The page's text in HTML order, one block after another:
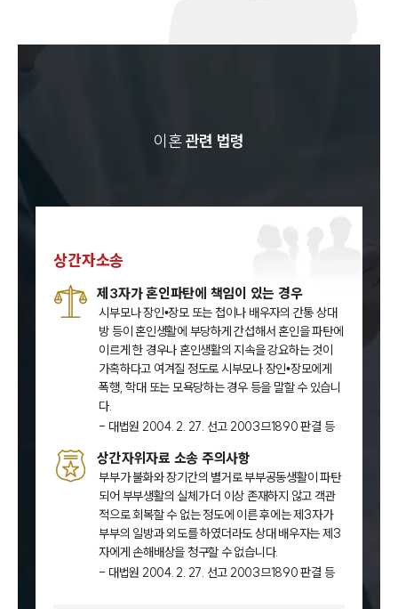
이혼관련 법령
상간자소송
제3자가 혼인파탄에 책임이 있는 경우
시부모나 장인•장모 또는 첩이나 배우자의 간통 상대
방 등이 혼인생활에 부당하게 간섭해서 혼인을 파탄에
이르게 한 경우나 혼인생활의 지속을 강요하는 것이
가혹하다고 여겨질 정도로 시부모나 장인•장모에게
폭행, 학대 또는 모욕당하는 경우 등을 말할 수 있습니
다.
- 대법원 2004. 2. 27. 선고 2003므1890 판결 등
상간자위자료 소송 주의사항
부부가 불화와 장기간의 별거로 부부공동생활이 파탄
되어 부부생활의 실체가 더 이상 존재하지 않고 객관
적으로 회복할 수 없는 정도에 이른 후에는 제3자가
부부의 일방과 외도를 하였더라도 상대 배우자는 제3
자에게 손해배상을 청구할 수 없습니다.
- 대법원 2004. 2. 27. 선고 2003므1890 판결 등